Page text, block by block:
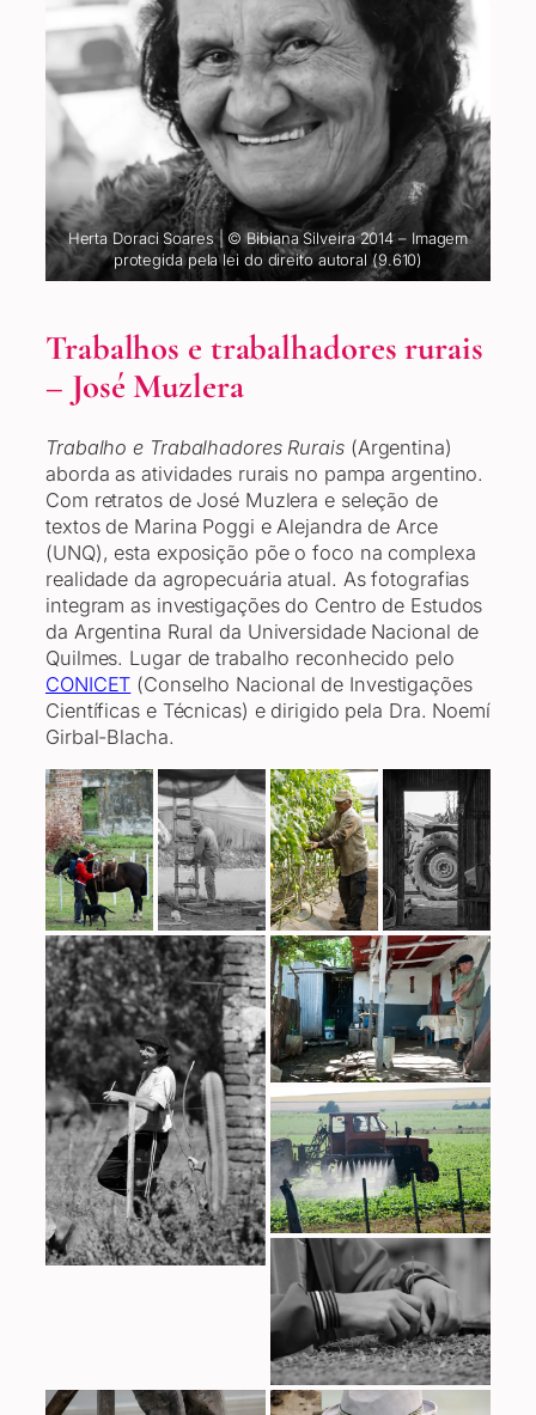
Herta Doraci Soares | © Bibiana Silveira 2014 – Imagem
protegida pela lei do direito autoral (9.610)
Trabalhos e trabalhadores rurais
– José Muzlera
Trabalho e Trabalhadores Rurais(Argentina)
aborda as atividades rurais no pampa argentino.
Com retratos de José Muzlera e seleção de
textos de Marina Poggi e Alejandra de Arce
(UNQ), esta exposição põe o foco na complexa
realidade da agropecuária atual. As fotografias
integram as investigações do Centro de Estudos
da Argentina Rural da Universidade Nacional de
Quilmes. Lugar de trabalho reconhecido pelo
CONICET (Conselho Nacional de Investigações
Científicas e Técnicas) e dirigido pela Dra. Noemí
Girbal-Blacha.